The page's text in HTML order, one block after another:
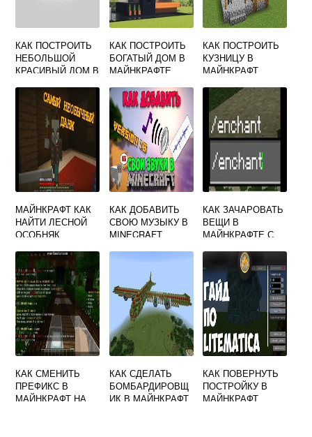
КАК ПОСТРОИТЬ
НЕБОЛЬШОЙ
КРАСИВЫЙ ДОМ В
КАК ПОСТРОИТЬ
БОГАТЫЙ ДОМ В
МАЙНКРАФТЕ
КАК ПОСТРОИТЬ
КУЗНИЦУ В
МАЙНКРАФТ
МАЙНКРАФТ КАК
НАЙТИ ЛЕСНОЙ
ОСОБНЯК
КАК ДОБАВИТЬ
СВОЮ МУЗЫКУ В
MINECRAFT
КАК ЗАЧАРОВАТЬ
ВЕЩИ В
МАЙНКРАФТЕ С
КОМАНДЫ
КАК СМЕНИТЬ
ПРЕФИКС В
МАЙНКРАФТ НА
КАК СДЕЛАТЬ
БОМБАРДИРОВЩ
ИК В МАЙНКРАФТ
КАК ПОВЕРНУТЬ
ПОСТРОЙКУ В
МАЙНКРАФТ